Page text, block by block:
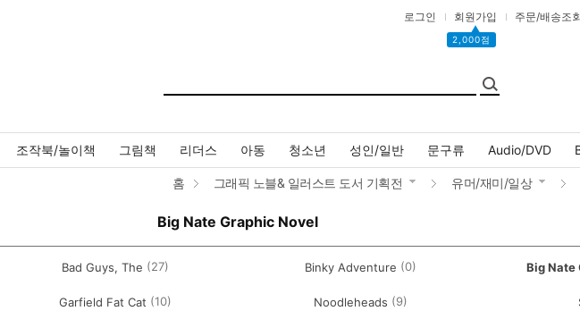
로그인 회원가입
▲
2,000점
주문/배송조회
조작북/놀이책 그림책 리더스 아동 청소년 성인/일반 문구류 Audio/DVD
홈 그래픽 노블& 일러스트 도서 기획전 유머/재미/일상
Big Nate Graphic Novel
Bad Guys, The (27) Binky Adventure (0) Big Nate
Garfield Fat Cat (10) Noodleheads (9)